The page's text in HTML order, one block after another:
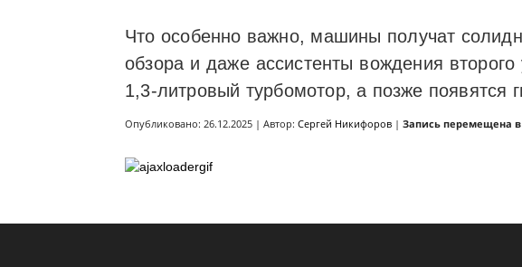
Что особенно важно, машины получат
обзора и даже ассистенты вождения
1,3-литровый турбомотор, а позже
Опубликовано: 26.12.2025 | Автор: Сергей Никифоров | Запись перемещена